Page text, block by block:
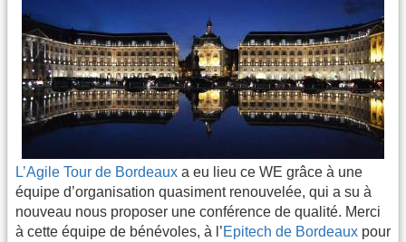
L’Agile Tour de Bordeaux a eu lieu ce WE grâce à une
équipe d’organisation quasiment renouvelée, qui a su à
nouveau nous proposer une conférence de qualité. Merci
à cette équipe de bénévoles, à l’Epitech de Bordeaux pour